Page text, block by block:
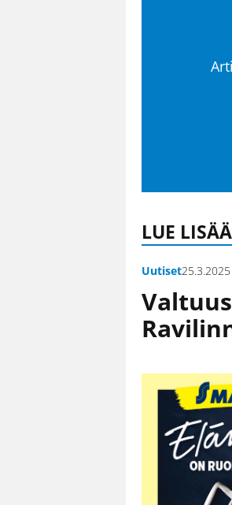
LUE LISÄÄ
Uutiset